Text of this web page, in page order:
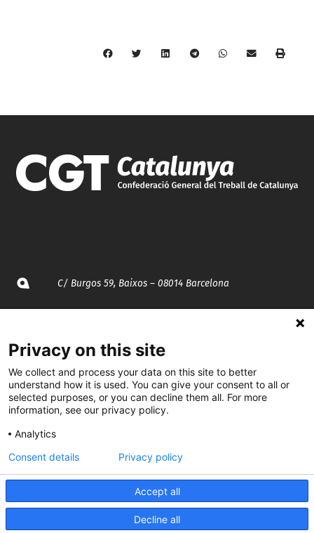
C/ Burgos 59, Baixos – 08014 Barcelona
935 120 481
@CGTCatalunya
cgtcatalunya
Privacy on this site
We collect and process your data on this site to better
understand how it is used. You can give your consent to all or
selected purposes, or you can decline them all. For more
information, see our privacy policy.
Analytics
Accept all
Decline all
Consent details Privacy policy